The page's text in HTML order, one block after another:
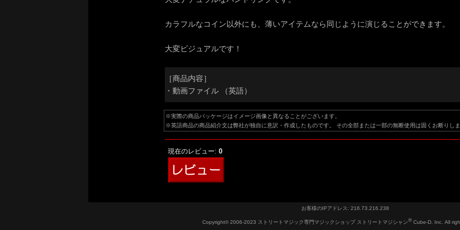
カラフルなコイン以外にも、薄いアイテムなら同じように演じることができます。
大変ビジュアルです！
［商品内容］
・動画ファイル （英語）
※実際の商品パッケージはイメージ画像と異なることがございます。
※英語商品の商品紹介文は弊社が独自に意訳・作成したものです。 その全部または一部の無断使用は固くお断りしま
現在のレビュー: 0
お客様のIPアドレス: 216.73.216.238
Copyright© 2006-2023 ストリートマジック専門マジックショップ ストリートマジシャン® Cube-D, Inc. All